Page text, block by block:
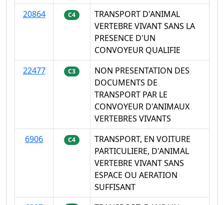
20864
C4
TRANSPORT D'ANIMAL
VERTEBRE VIVANT SANS LA
PRESENCE D'UN
CONVOYEUR QUALIFIE
22477
C3
NON PRESENTATION DES
DOCUMENTS DE
TRANSPORT PAR LE
CONVOYEUR D'ANIMAUX
VERTEBRES VIVANTS
6906
C4
TRANSPORT, EN VOITURE
PARTICULIERE, D'ANIMAL
VERTEBRE VIVANT SANS
ESPACE OU AERATION
SUFFISANT